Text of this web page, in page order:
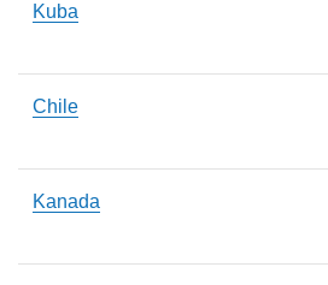
Kuba
Chile
Kanada